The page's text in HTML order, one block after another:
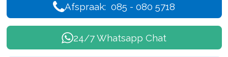
Afspraak: 085 - 080 5718
24/7 Whatsapp Chat